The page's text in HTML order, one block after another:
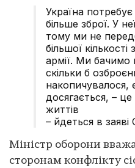
Україна
більше зброї. У
тому ми не
більшої кількості
армії. Ми бачимо
скільки б
досягається, –
життів
– йдеться в заяві
Міністр оборони
сторонам конфлікту